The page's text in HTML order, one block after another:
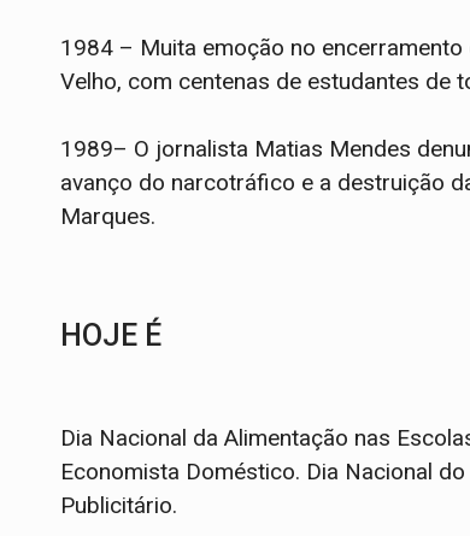
1984 – Muita emoção no
Velho, com centenas de estudantes de
1989– O jornalista Matias Mendes
avanço do narcotráfico e a destruição
Marques.
HOJE É
Dia Nacional da Alimentação nas
Economista Doméstico. Dia Nacional
Publicitário.